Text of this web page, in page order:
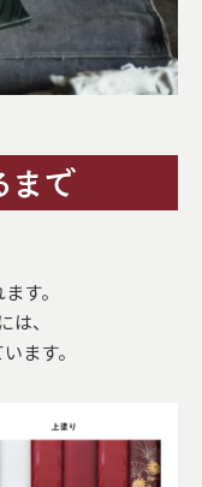
す。
、
ます。